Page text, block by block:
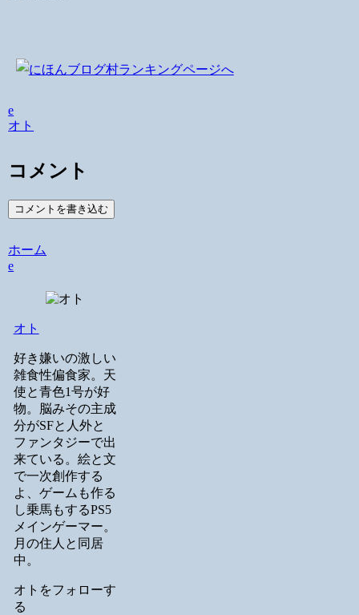
e
オト
コメント
コメントを書き込む
ホーム
e
オト
好き嫌いの激しい
雑食性偏食家。天
使と青色1号が好
物。脳みその主成
分がSFと人外と
ファンタジーで出
来ている。絵と文
で一次創作する
よ、ゲームも作る
し乗馬もするPS5
メインゲーマー。
月の住人と同居
中。
オトをフォローす
る